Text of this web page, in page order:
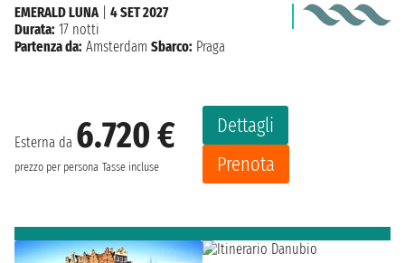
Esterna da 6.720 €
prezzo per persona Tasse incluse
Dettagli
Prenota
EMERALD LUNA| 4 SET 2027
Durata: 17 notti
Partenza da: Amsterdam Sbarco: Praga